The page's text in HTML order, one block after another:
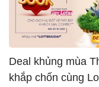
Deal khủng mùa
khắp chốn cùng